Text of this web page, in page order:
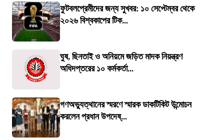
ফুটবলপ্রেমীদের জন্য সুখবর: ১০ সেপ্টেম্বর থেকে
২০২৬ বিশ্বকাপের টিক...
ঘুষ, ছিনতাই ও অনিয়মে জড়িত মাদক নিয়ন্ত্রণ
অধিদপ্তরের ১০ কর্মকর্তা...
গণঅভ্যুত্থানের স্মরণে স্মারক ডাকটিকিট উন্মোচন
করলেন প্রধান উপদেষ্...